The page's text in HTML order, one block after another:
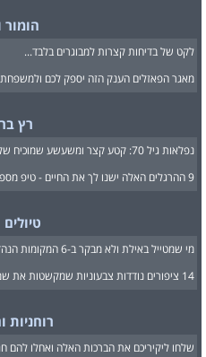
הומור
לקט של בדיחות קצרות למבוגרים בלבד...
מאגר הפאזלים הענק הזה יספק לכם
רץ
נפלאות גיל 70: קטע קצר ומשעשע שמוכיח שלכל גיל יש יתרונות!
9 ההרגלים האלה ישנו לך את החיים - טיפ מספר 5 מומלץ בחום!
מי שמטייל באילת ולא מבקר ב-6 המקומות הנהדרים האלה - מפספס!
14 ציפורים נודדות צבעוניות שמקשטות את שמי הארץ בימי האביב
רוחניות
שלחו ליקיריכם את הברכות האלה ואחלו